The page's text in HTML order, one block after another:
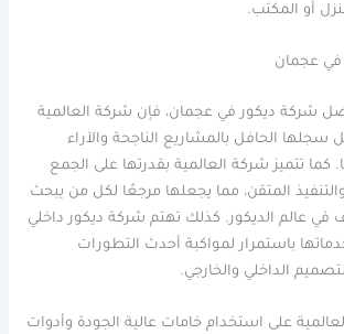
أو المكتب.
عجمان
شركة ديكور في عجمان، فإن شركة العالمية
سجلها الحافل بالمشاريع الناجحة والآراء
كما تتميز شركة العالمية بقدرتها على الجمع
المتقن، مما يجعلها مرجعًا لكل من يبحث
في عالم الديكور. كذلك تهتم شركة ديكور داخلي
باستمرار لمواكبة أحدث التطورات
الداخلي والخارجي.
على استخدام خامات عالية الجودة وأدوات